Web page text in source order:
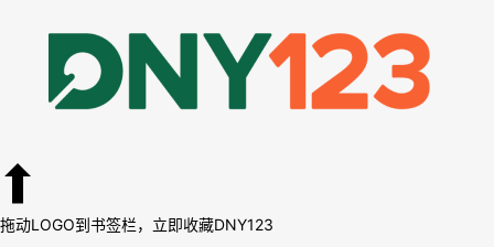
拖动LOGO到书签栏，立即收藏DNY123